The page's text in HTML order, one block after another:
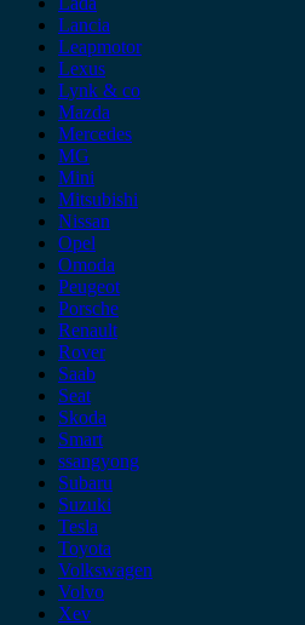
Lancia
Leapmotor
Lexus
Lynk & co
Mazda
Mercedes
MG
Mini
Mitsubishi
Nissan
Opel
Omoda
Peugeot
Porsche
Renault
Rover
Saab
Seat
Skoda
Smart
ssangyong
Subaru
Suzuki
Tesla
Toyota
Volkswagen
Volvo
Xev